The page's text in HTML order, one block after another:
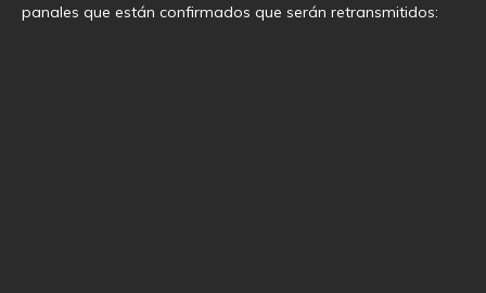
panales que están confirmados que serán retransmitidos: